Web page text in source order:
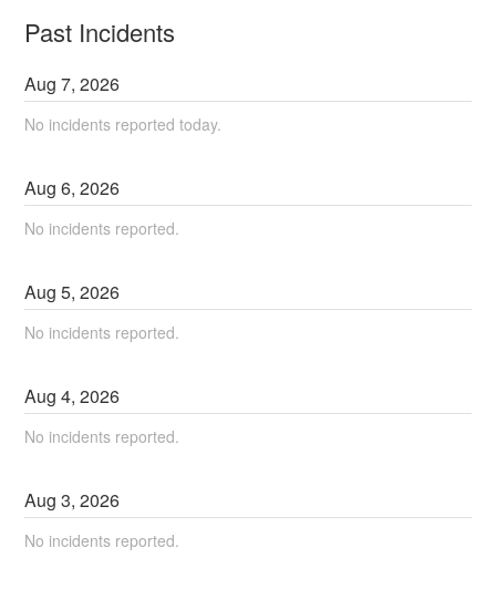
Past Incidents
Aug7,2026
No incidents reported today.
Aug6,2026
No incidents reported.
Aug5,2026
No incidents reported.
Aug4,2026
No incidents reported.
Aug3,2026
No incidents reported.